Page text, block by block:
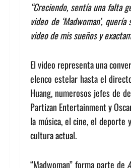
“Creciendo, sentía una falta
video de ‘Madwoman’,
video de mis sueños y
El video representa una
elenco estelar hasta el
Huang, numerosos jefes de
Partizan Entertainment y
la música, el cine, el deporte
cultura actual.
“Madwoman” forma parte de A